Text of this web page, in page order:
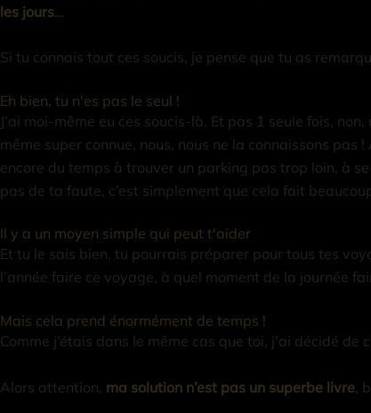
les jours…
Si tu connais tout ces soucis, je pense que tu as
Eh bien, tu n'es pas le seul !
J’ai moi-même eu ces soucis-là. Et pas 1 seule fois, non,
même super connue, nous, nous ne la connaissons pas !
encore du temps à trouver un parking pas trop loin, à
pas de ta faute, c’est simplement que cela fait
Il y a un moyen simple qui peut t'aider
Et tu le sais bien, tu pourrais préparer pour tous tes
l’année faire ce voyage, à quel moment de la journée
Mais cela prend énormément de temps !
Comme j’étais dans le même cas que toi, j’ai décidé de
Alors attention, ma solution n’est pas un superbe livre ,